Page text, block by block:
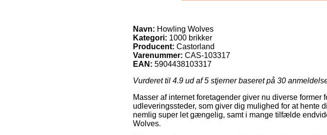
Navn: Howling Wolves
Kategori: 1000 brikker
Producent: Castorland
Varenummer: CAS-103317
EAN: 5904438103317
Vurderet til 4.9 ud af 5 stjerner baseret på 30
Masser af internet foretagender giver nu diverse
udleveringssteder, som giver dig mulighed for at hente
nemlig super let gængelig, samt i mange tilfælde
Wolves.